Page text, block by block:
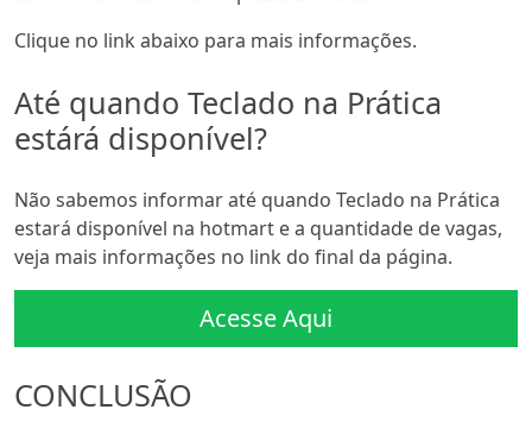
Clique no link abaixo para mais informações.
Até quando Teclado na Prática
estárá disponível?
Não sabemos informar até quando Teclado na Prática
estará disponível na hotmart e a quantidade de vagas,
veja mais informações no link do final da página.
Acesse Aqui
CONCLUSÃO